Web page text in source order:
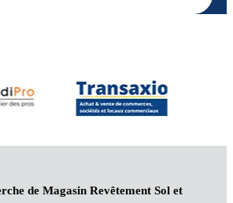
de Magasin Revêtement Sol et